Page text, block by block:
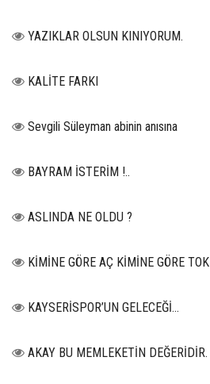
YAZIKLAR OLSUN KINIYORUM.
KALİTE FARKI
Sevgili Süleyman abinin anısına
BAYRAM İSTERİM !..
ASLINDA NE OLDU ?
KİMİNE GÖRE AÇ KİMİNE GÖRE TOK
KAYSERİSPOR’UN GELECEĞİ…
AKAY BU MEMLEKETİN DEĞERİDİR.